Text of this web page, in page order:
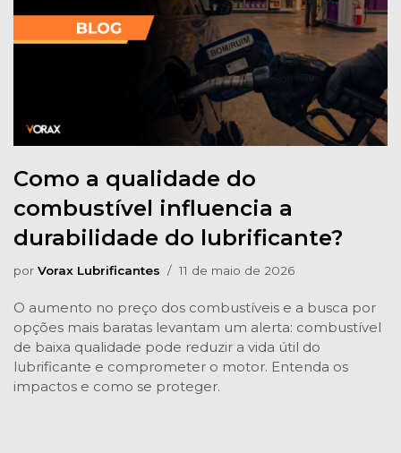
Como a qualidade do
combustível influencia a
durabilidade do lubrificante?
por Vorax Lubrificantes 11 de maio de 2026
O aumento no preço dos combustíveis e a busca por
opções mais baratas levantam um alerta: combustível
de baixa qualidade pode reduzir a vida útil do
lubrificante e comprometer o motor. Entenda os
impactos e como se proteger.